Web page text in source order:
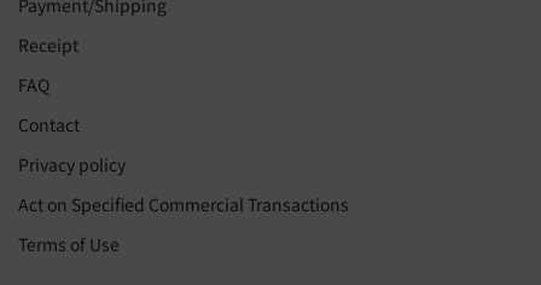
Receipt
FAQ
Contact
Privacy policy
Act on Specified Commercial Transactions
Terms of Use